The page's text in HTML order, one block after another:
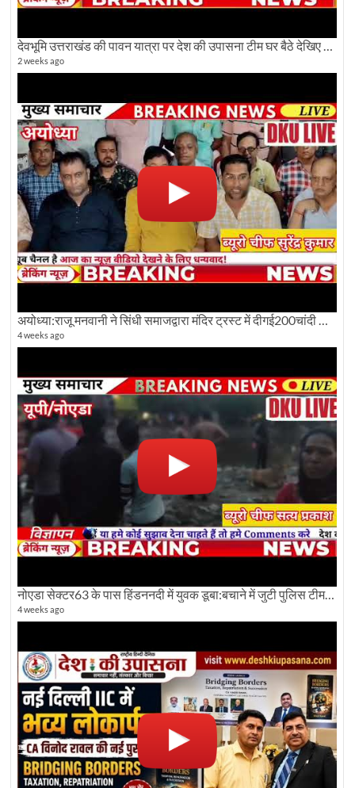
देवभूमि उत्तराखंड की पावन यात्रा पर देश की उपासना टीम घर बैठे देखिए अलौकिक दृश्य
2 weeks ago
अयोध्या:राजू मनवानी ने सिंधी समाजद्वारा मंदिर ट्रस्ट में दीगई200चांदी की ईंटों पर सवाल का किया विरोध
4 weeks ago
नोएडा सेक्टर63 के पास हिंडननदी में युवक डूबा:बचाने में जुटी पुलिस टीम: देखिए पूरी ग्राउंड रिपोर्टिंग
4 weeks ago